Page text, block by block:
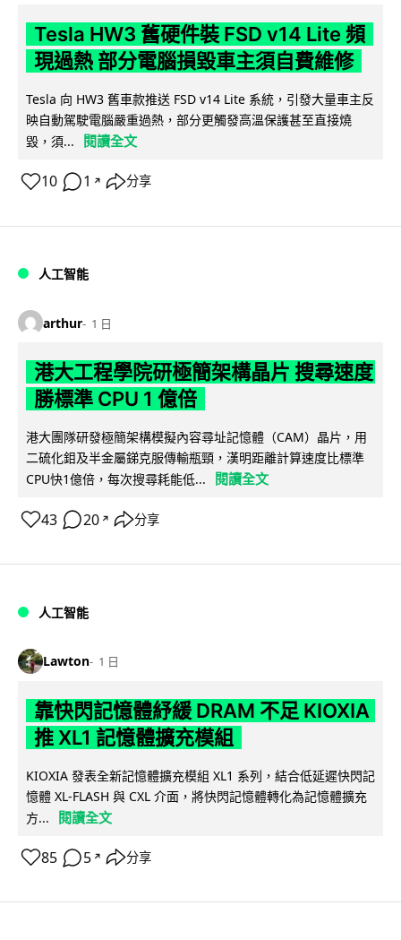
Tesla HW3 舊硬件裝 FSD v14 Lite 頻
現過熱 部分電腦損毀車主須自費維修
Tesla 向 HW3 舊車款推送 FSD v14 Lite 系統，引發大量車主反
映自動駕駛電腦嚴重過熱，部分更觸發高溫保護甚至直接燒
毀，須...
閱讀全文
10 1 ↗ 分享
人工智能
arthur 1 日
港大工程學院研極簡架構晶片 搜尋速度
勝標準 CPU 1 億倍
港大團隊研發極簡架構模擬內容尋址記憶體（CAM）晶片，用
二硫化鉬及半金屬銻克服傳輸瓶頸，漢明距離計算速度比標準
CPU快1億倍，每次搜尋耗能低...
閱讀全文
43 20 ↗ 分享
人工智能
Lawton 1 日
靠快閃記憶體紓緩 DRAM 不足 KIOXIA
推 XL1 記憶體擴充模組
KIOXIA 發表全新記憶體擴充模組 XL1 系列，結合低延遲快閃記
憶體 XL-FLASH 與 CXL 介面，將快閃記憶體轉化為記憶體擴充
方...
閱讀全文
85 5 ↗ 分享